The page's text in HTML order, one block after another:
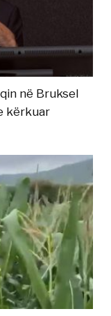
në Bruksel
kërkuar